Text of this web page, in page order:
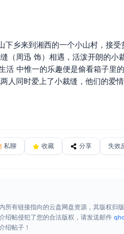
乡来到湘西的一个小山村，接受
（周迅 饰）相遇，活泼开朗的小
活 中惟一的乐趣便是偷看箱子
人同时爱上了小裁缝，他们的爱
私聊 收藏 分享 失效
所有链接指向的云盘网盘资源，其版权归
绍帖侵犯了您的合法版权，请发送邮件
绍帖子！